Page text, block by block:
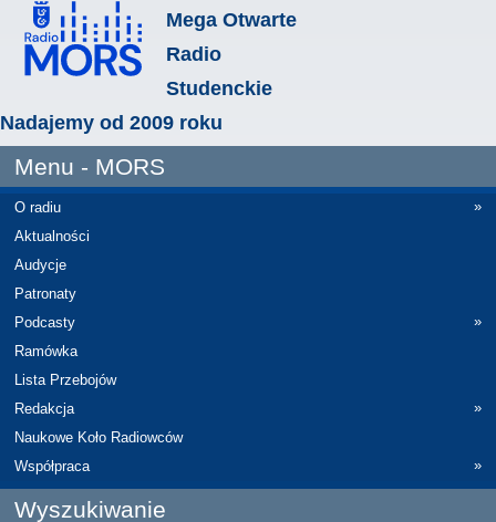
Mega Otwarte
Radio
Studenckie
Nadajemy od 2009 roku
Menu - MORS
O radiu
»
Aktualności
Audycje
Patronaty
Podcasty
»
Ramówka
Lista Przebojów
Redakcja
»
Naukowe Koło Radiowców
Współpraca
»
Wyszukiwanie